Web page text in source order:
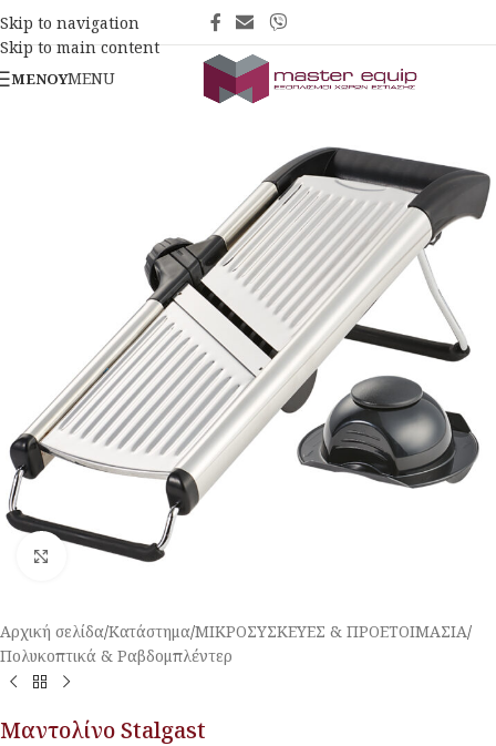
Skip to navigation
Skip to main content
ΜΕΝΟΎMENU
Κλικ για μεγέθυνση
Αρχική σελίδα/Κατάστημα/ΜΙΚΡΟΣΥΣΚΕΥΕΣ & ΠΡΟΕΤΟΙΜΑΣΙΑ/
Πολυκοπτικά & Ραβδομπλέντερ
Μαντολίνο Stalgast